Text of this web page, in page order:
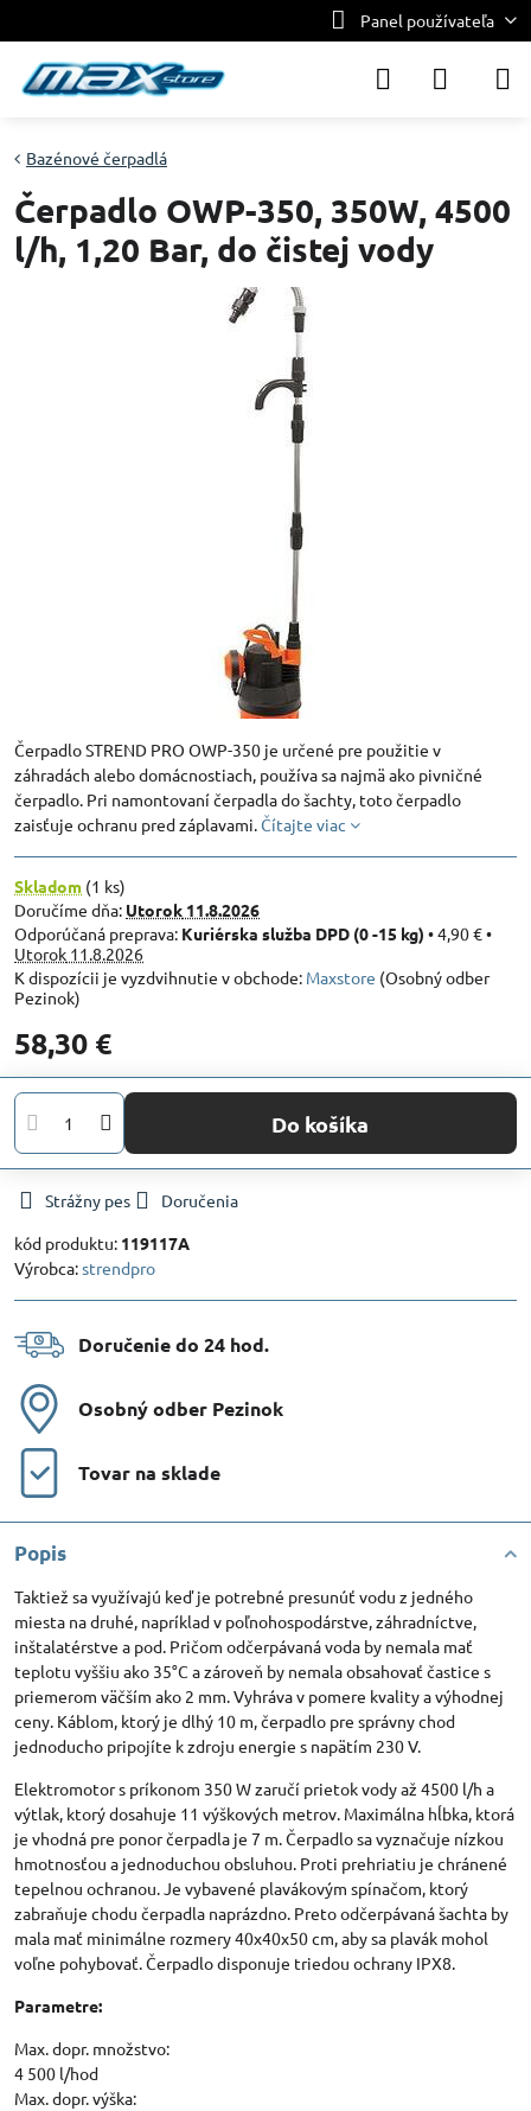
Panel používateľa
Bazénové čerpadlá
Čerpadlo OWP-350, 350W, 4500
l/h, 1,20 Bar, do čistej vody
Čerpadlo STREND PRO OWP-350 je určené pre použitie v
záhradách alebo domácnostiach, používa sa najmä ako pivničné
čerpadlo. Pri namontovaní čerpadla do šachty, toto čerpadlo
zaisťuje ochranu pred záplavami.Čítajte viac
Skladom (1 ks)
Doručíme dňa: Utorok 11.8.2026
Kuriérska služba DPD (0 -15 kg) •4,90 €•
Utorok 11.8.2026
Maxstore (Osobný odber
Pezinok)
58,30 €
Do košíka
Strážny pes
Doručenia
kód produktu: 119117A
Výrobca:strendpro
Doručenie do 24 hod​.
Osobný odber Pezinok
Tovar na sklade
Popis
Taktiež sa využívajú keď je potrebné presunúť vodu z jedného
miesta na druhé, napríklad v poľnohospodárstve, záhradníctve,
inštalatérstve a pod. Pričom odčerpávaná voda by nemala mať
teplotu vyššiu ako 35°C a zároveň by nemala obsahovať častice s
priemerom väčším ako 2 mm. Vyhráva v pomere kvality a výhodnej
ceny. Káblom, ktorý je dlhý 10 m, čerpadlo pre správny chod
jednoducho pripojíte k zdroju energie s napätím 230 V.
Elektromotor s príkonom 350 W zaručí prietok vody až 4500 l/h a
výtlak, ktorý dosahuje 11 výškových metrov. Maximálna hĺbka, ktorá
je vhodná pre ponor čerpadla je 7 m. Čerpadlo sa vyznačuje nízkou
hmotnosťou a jednoduchou obsluhou. Proti prehriatiu je chránené
tepelnou ochranou. Je vybavené plavákovým spínačom, ktorý
zabraňuje chodu čerpadla naprázdno. Preto odčerpávaná šachta by
mala mať minimálne rozmery 40x40x50 cm, aby sa plavák mohol
voľne pohybovať. Čerpadlo disponuje triedou ochrany IPX8.
Parametre:
Max. dopr. množstvo:
4 500 l/hod
Max. dopr. výška: